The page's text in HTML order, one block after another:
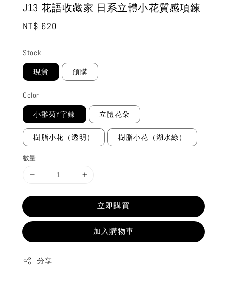
J13 花語收藏家 日系立體小花質感項鍊
Regular
NT$ 620
Stock
現貨 預購
Color
小雛菊Y字鍊 立體花朵
樹脂小花（透明） 樹脂小花（湖水綠）
數量
立即購買
加入購物車
分享